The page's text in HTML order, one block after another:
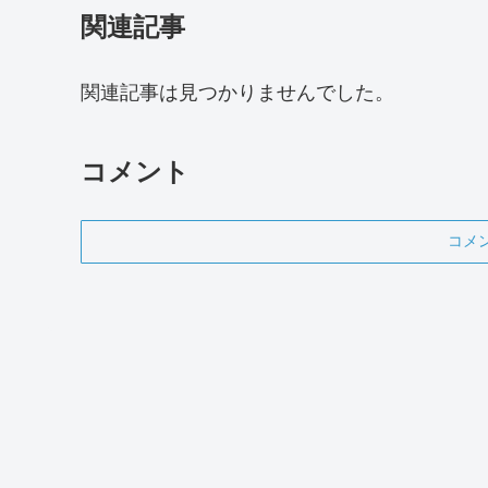
関連記事
関連記事は見つかりませんでした。
コメント
コメ